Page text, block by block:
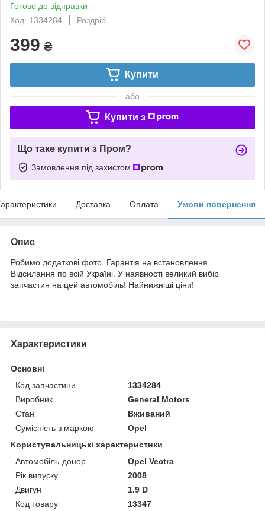
Готово до відправки
Код: 1334284
Роздріб
399 ₴
Купити
або
Купити з
Що таке купити з Пром?
Замовлення під захистом
Доставка Оплата Умови повернення
Опис
Робимо додаткові фото. Гарантія на встановлення.
Відсилання по всій Україні. У наявності великий вибір
запчастин на цей автомобіль! Найнижніші ціни!
Характеристики
Основні
Код запчастини
1334284
Виробник
General Motors
Стан
Вживаний
Сумісність з маркою
Opel
Користувальницькі характеристики
Автомобіль-донор
Opel Vectra
Рік випуску
2008
Двигун
1.9 D
Код товару
13347